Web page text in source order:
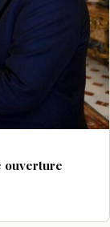
ouverture